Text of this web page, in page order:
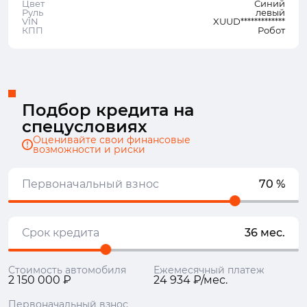
Цвет
Синий
Руль
левый
VIN
XUUD*************
КПП
Робот
Подбор кредита на
спецусловиях
Оценивайте свои финансовые
возможности и риски
Первоначальный взнос 70 %
Срок кредита 36 мес.
Стоимость автомобиля
2 150 000 ₽
Ежемесячный платеж
24 934 ₽/мес.
Первоначальный взнос